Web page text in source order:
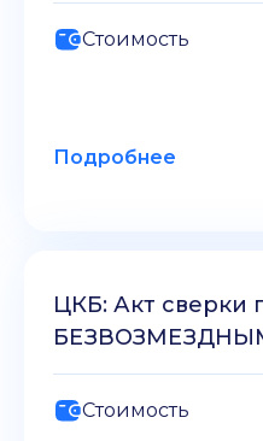
Стоимость
Подробнее
ЦКБ: Акт сверки
БЕЗВОЗМЕЗДНЫМ
Стоимость